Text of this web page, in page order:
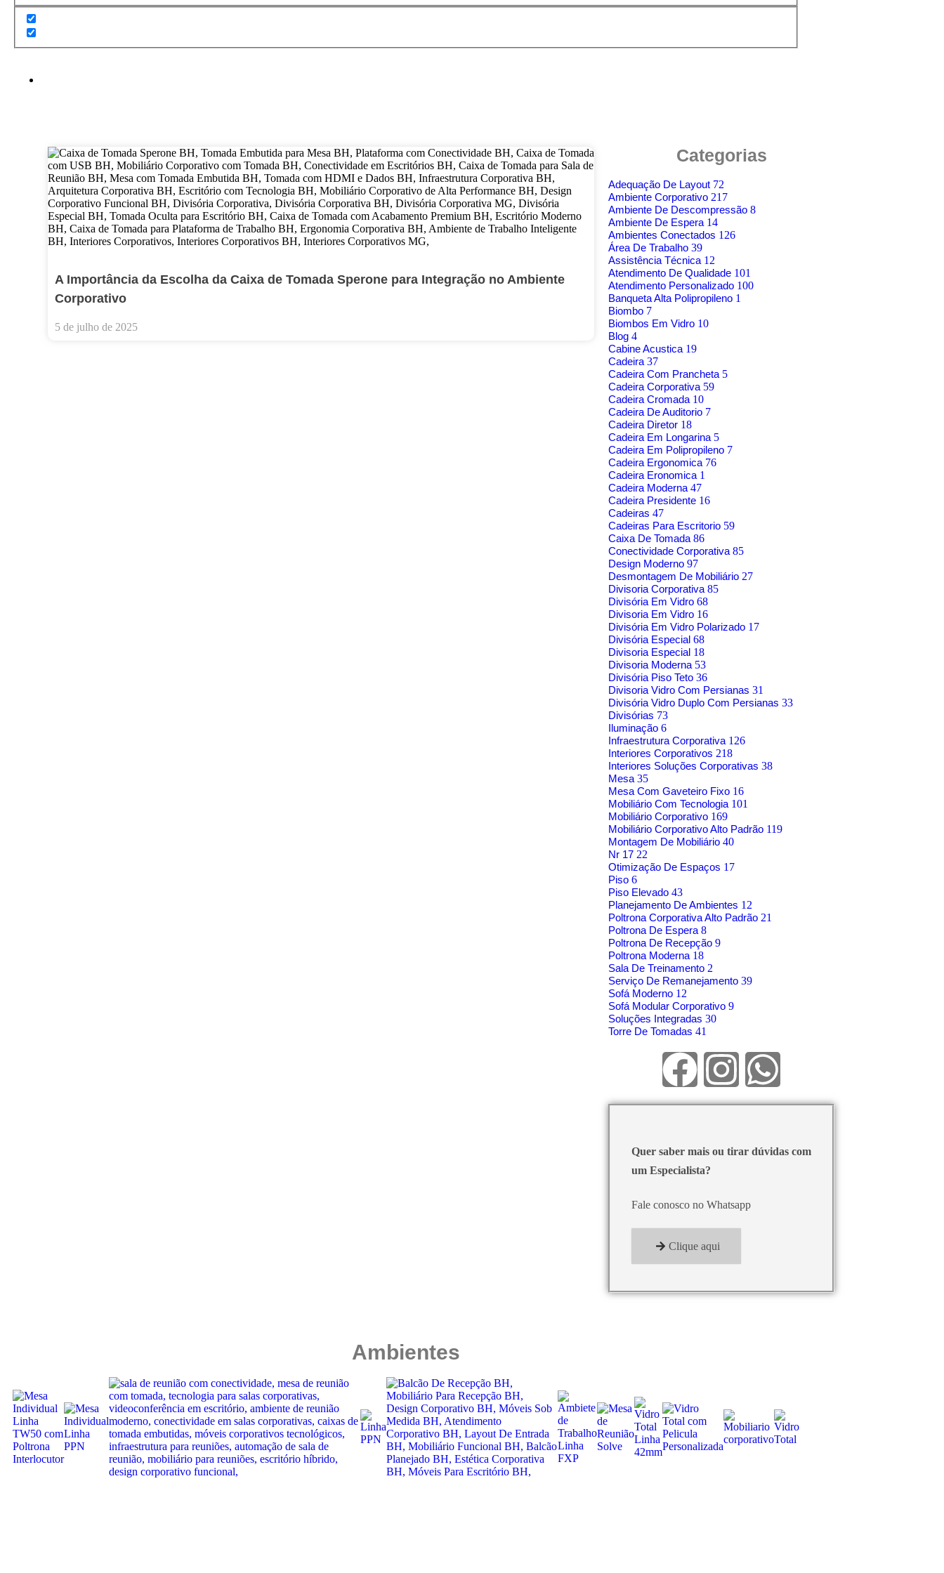
A Importância da Escolha da Caixa de Tomada Sperone para Integração no Ambiente
Corporativo
5 de julho de 2025
Categorias
Adequação De Layout 72
Ambiente Corporativo 217
Ambiente De Descompressão 8
Ambiente De Espera 14
Ambientes Conectados 126
Área De Trabalho 39
Assistência Técnica 12
Atendimento De Qualidade 101
Atendimento Personalizado 100
Banqueta Alta Polipropileno 1
Biombo 7
Biombos Em Vidro 10
Blog 4
Cabine Acustica 19
Cadeira 37
Cadeira Com Prancheta 5
Cadeira Corporativa 59
Cadeira Cromada 10
Cadeira De Auditorio 7
Cadeira Diretor 18
Cadeira Em Longarina 5
Cadeira Em Polipropileno 7
Cadeira Ergonomica 76
Cadeira Eronomica 1
Cadeira Moderna 47
Cadeira Presidente 16
Cadeiras 47
Cadeiras Para Escritorio 59
Caixa De Tomada 86
Conectividade Corporativa 85
Design Moderno 97
Desmontagem De Mobiliário 27
Divisoria Corporativa 85
Divisória Em Vidro 68
Divisoria Em Vidro 16
Divisória Em Vidro Polarizado 17
Divisória Especial 68
Divisoria Especial 18
Divisoria Moderna 53
Divisória Piso Teto 36
Divisoria Vidro Com Persianas 31
Divisória Vidro Duplo Com Persianas 33
Divisórias 73
Iluminação 6
Infraestrutura Corporativa 126
Interiores Corporativos 218
Interiores Soluções Corporativas 38
Mesa 35
Mesa Com Gaveteiro Fixo 16
Mobiliário Com Tecnologia 101
Mobiliário Corporativo 169
Mobiliário Corporativo Alto Padrão 119
Montagem De Mobiliário 40
Nr 17 22
Otimização De Espaços 17
Piso 6
Piso Elevado 43
Planejamento De Ambientes 12
Poltrona Corporativa Alto Padrão 21
Poltrona De Espera 8
Poltrona De Recepção 9
Poltrona Moderna 18
Sala De Treinamento 2
Serviço De Remanejamento 39
Sofá Moderno 12
Sofá Modular Corporativo 9
Soluções Integradas 30
Torre De Tomadas 41
Quer saber mais ou tirar dúvidas com
um Especialista?
Fale conosco no Whatsapp
Clique aqui
Ambientes